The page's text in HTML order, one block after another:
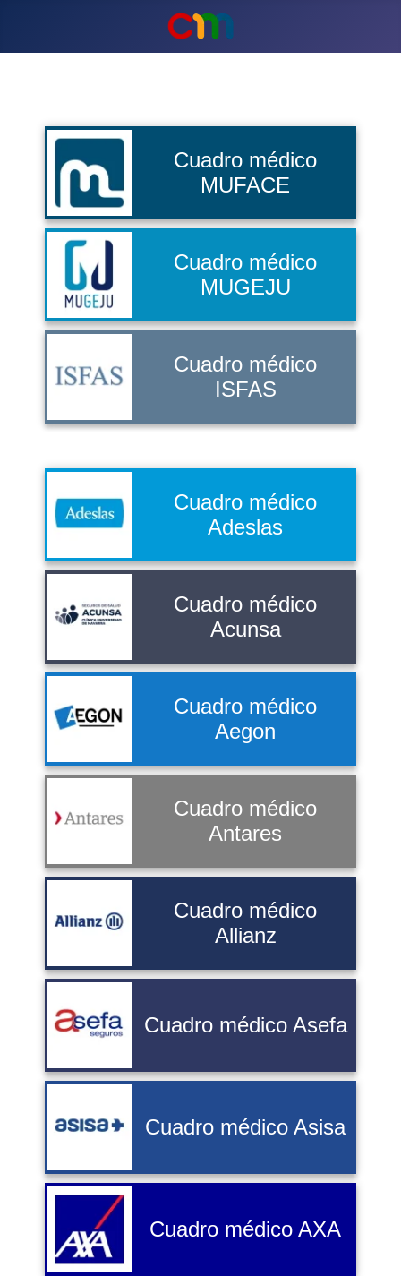
Cuadro médico
MUFACE
Cuadro médico
MUGEJU
Cuadro médico
ISFAS
Cuadro médico
Adeslas
Cuadro médico
Acunsa
Cuadro médico
Aegon
Cuadro médico
Antares
Cuadro médico
Allianz
Cuadro médico Asefa
Cuadro médico Asisa
Cuadro médico AXA